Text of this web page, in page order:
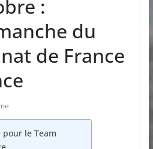
:
du
de France
le Team